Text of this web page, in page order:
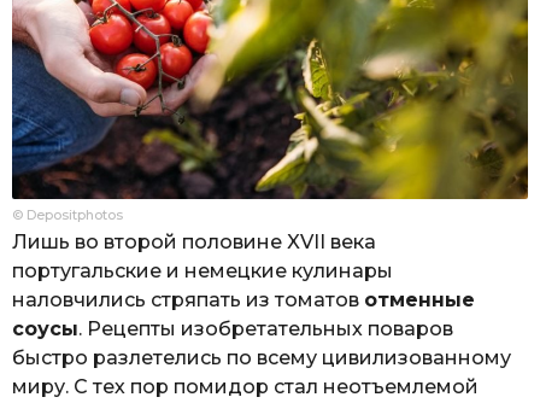
© Depositphotos
Лишь во второй половине XVII века
португальские и немецкие кулинары
наловчились стряпать из томатов отменные
соусы. Рецепты изобретательных поваров
быстро разлетелись по всему цивилизованному
миру. С тех пор помидор стал неотъемлемой